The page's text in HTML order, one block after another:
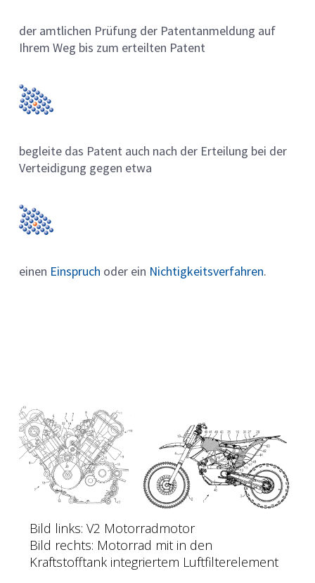
der amtlichen Prüfung der Patentanmeldung auf
Ihrem Weg bis zum erteilten Patent
begleite das Patent auch nach der Erteilung bei der
Verteidigung gegen etwa
einen Einspruch oder ein Nichtigkeitsverfahren.
Bild links: V2 Motorradmotor
Bild rechts: Motorrad mit in den
Kraftstofftank integriertem Luftfilterelement